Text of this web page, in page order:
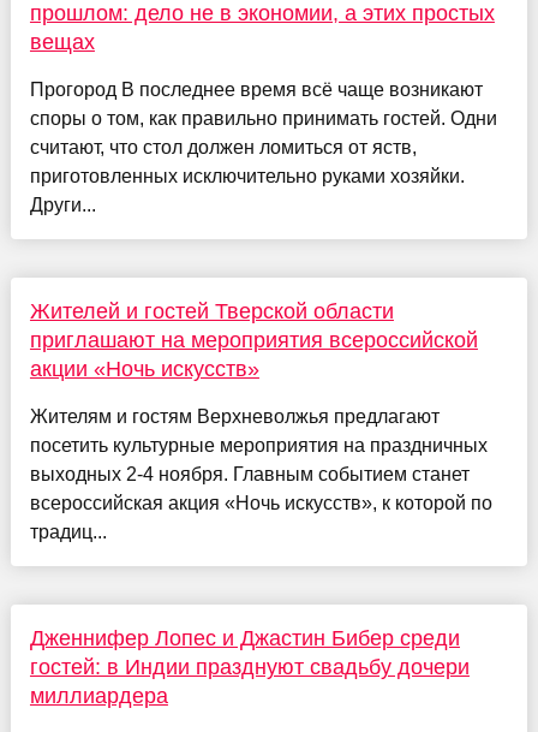
прошлом: дело не в экономии, а этих простых
вещах
Прогород В последнее время всё чаще возникают
споры о том, как правильно принимать гостей. Одни
считают, что стол должен ломиться от яств,
приготовленных исключительно руками хозяйки.
Други...
Жителей и гостей Тверской области
приглашают на мероприятия всероссийской
акции «Ночь искусств»
Жителям и гостям Верхневолжья предлагают
посетить культурные мероприятия на праздничных
выходных 2-4 ноября. Главным событием станет
всероссийская акция «Ночь искусств», к которой по
традиц...
Дженнифер Лопес и Джастин Бибер среди
гостей: в Индии празднуют свадьбу дочери
миллиардера